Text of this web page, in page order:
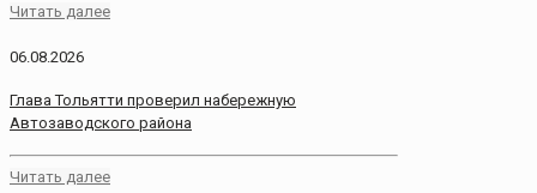
Читать далее
06.08.2026
Глава Тольятти проверил набережную
Автозаводского района
Читать далее